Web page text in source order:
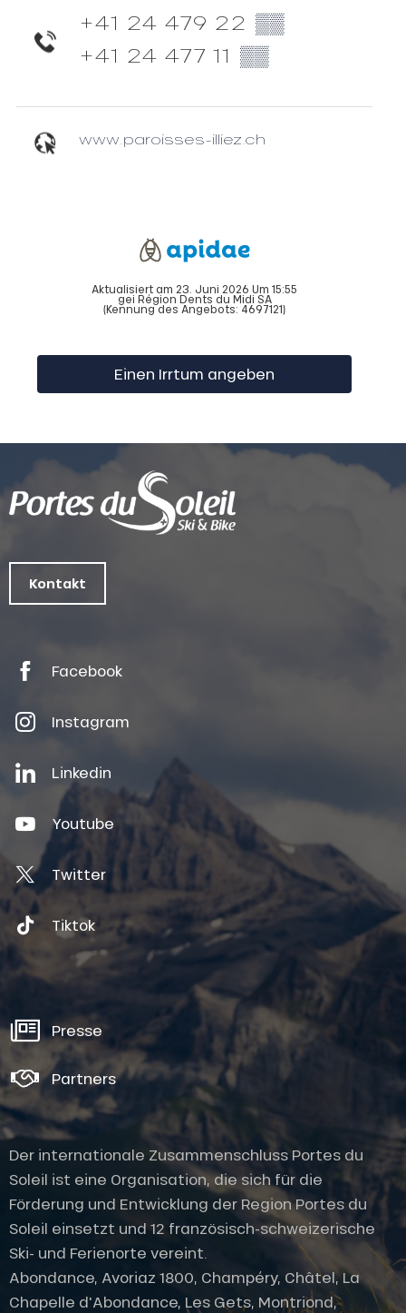
+41 24 479 22 ▒▒
+41 24 477 11 ▒▒
www.paroisses-illiez.ch
Aktualisiert am 23. Juni 2026 Um 15:55
gei Région Dents du Midi SA
(Kennung des Angebots: 4697121)
Einen Irrtum angeben
Kontakt
Facebook
Instagram
Linkedin
Youtube
Twitter
Tiktok
Presse
Partners
Der internationale Zusammenschluss Portes du
Soleil ist eine Organisation, die sich für die
Förderung und Entwicklung der Region Portes du
Soleil einsetzt und 12 französisch-schweizerische
Ski- und Ferienorte vereint.
Abondance, Avoriaz 1800, Champéry, Châtel, La
Chapelle d'Abondance, Les Gets, Montriond,